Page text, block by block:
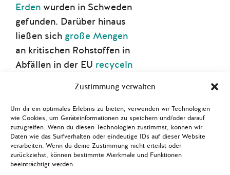
Zustimmung verwalten
Um dir ein optimales Erlebnis zu bieten, verwenden wir Technologien
wie Cookies, um Geräteinformationen zu speichern und/oder darauf
zuzugreifen. Wenn du diesen Technologien zustimmst, können wir
Daten wie das Surfverhalten oder eindeutige IDs auf dieser Website
verarbeiten. Wenn du deine Zustimmung nicht erteilst oder
zurückziehst, können bestimmte Merkmale und Funktionen
beeinträchtigt werden.
Erden wurden in Schweden
gefunden. Darüber hinaus
ließen sich große Mengen
an kritischen Rohstoffen in
Abfällen in der EU recyceln
dringende Frage, inwiefern
sich durch den Abbau und
die Verarbeitung kritischer
Rohstoffe in Europa die